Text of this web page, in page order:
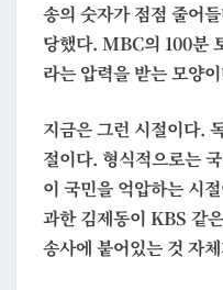
송의 숫자가 점점 줄어
당했다. MBC의 100분
라는 압력을 받는 모양
지금은 그런 시절이다.
절이다. 형식적으로는
이 국민을 억압하는 시
과한 김제동이 KBS 같
송사에 붙어있는 것 자